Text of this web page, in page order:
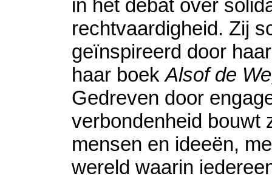
in het debat over
rechtvaardigheid. Zij
geïnspireerd door
haar boekAlsof de
Gedreven door
verbondenheid bouwt
mensen en ideeën,
wereld waarin